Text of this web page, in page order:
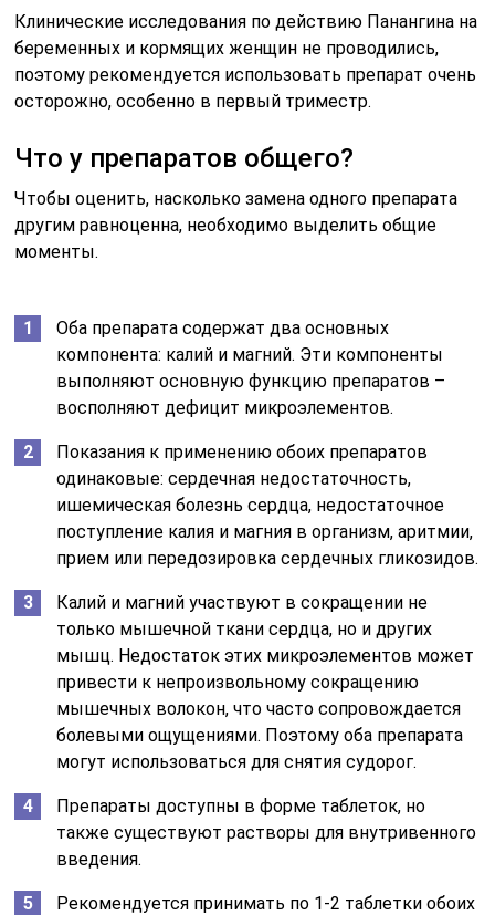
Клинические исследования по действию Панангина на
беременных и кормящих женщин не проводились,
поэтому рекомендуется использовать препарат очень
осторожно, особенно в первый триместр.
Что у препаратов общего?
Чтобы оценить, насколько замена одного препарата
другим равноценна, необходимо выделить общие
моменты.
Оба препарата содержат два основных
компонента: калий и магний. Эти компоненты
выполняют основную функцию препаратов –
восполняют дефицит микроэлементов.
Показания к применению обоих препаратов
одинаковые: сердечная недостаточность,
ишемическая болезнь сердца, недостаточное
поступление калия и магния в организм, аритмии,
прием или передозировка сердечных гликозидов.
Калий и магний участвуют в сокращении не
только мышечной ткани сердца, но и других
мышц. Недостаток этих микроэлементов может
привести к непроизвольному сокращению
мышечных волокон, что часто сопровождается
болевыми ощущениями. Поэтому оба препарата
могут использоваться для снятия судорог.
Препараты доступны в форме таблеток, но
также существуют растворы для внутривенного
введения.
Рекомендуется принимать по 1-2 таблетки обоих